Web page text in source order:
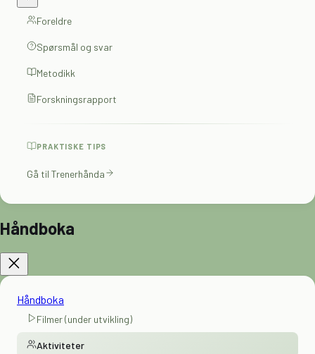
Foreldre
Spørsmål og svar
Metodikk
Forskningsrapport
PRAKTISKE TIPS
Gå til Trenerhånda
Håndboka
Håndboka
Filmer (under utvikling)
Aktiviteter